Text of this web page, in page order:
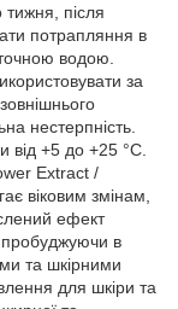
після
потрапляння в
водою.
за
нестерпність.
від +5 до +25 °C.
Extract /
віковим змінам,
ефект
пробуджуючи в
та шкірними
для шкіри та